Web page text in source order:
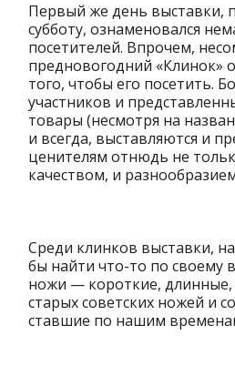
Первый же день выставки,
субботу, ознаменовался
посетителей. Впрочем,
предновогодний «Клинок»
того, чтобы его посетить.
участников и
товары (несмотря на
и всегда, выставляются и
ценителям отнюдь не
качеством, и
Среди клинков выставки,
бы найти что-то по своему
ножи — короткие,
старых советских ножей и
ставшие по нашим